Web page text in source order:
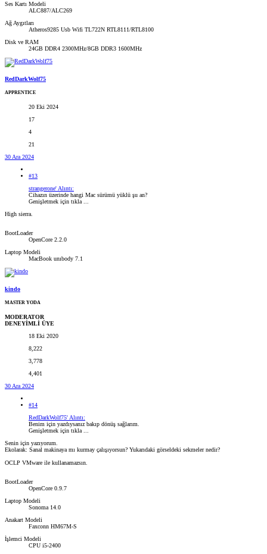
Ses Kartı Modeli
ALC887/ALC269
Ağ Aygıtları
Atheros9285 Usb Wifi TL722N RTL8111/RTL8100
Disk ve RAM
24GB DDR4 2300MHz/8GB DDR3 1600MHz
RedDarkWolf75
APPRENTICE
20 Eki 2024
17
4
21
30 Ara 2024
#13
strangerone' Alıntı:
Cihazın üzerinde hangi Mac sürümü yüklü şu an?
Genişletmek için tıkla ...
High sierra.
BootLoader
OpenCore 2.2.0
Laptop Modeli
MacBook unıbody 7.1
kindo
MASTER YODA
MODERATOR
DENEYİMLİ ÜYE
18 Eki 2020
8,222
3,778
4,401
30 Ara 2024
#14
RedDarkWolf75' Alıntı:
Benim için yazdıysanız bakıp dönüş sağlarım.
Genişletmek için tıkla ...
Senin için yazıyorum.
Ekolarak: Sanal makinaya mı kurmay çalışıyorsun? Yukarıdaki görseldeki sekmeler nedir?
OCLP VMware ile kullanamazsın.
BootLoader
OpenCore 0.9.7
Laptop Modeli
Sonoma 14.0
Anakart Modeli
Faxconn HM67M-S
İşlemci Modeli
CPU i5-2400